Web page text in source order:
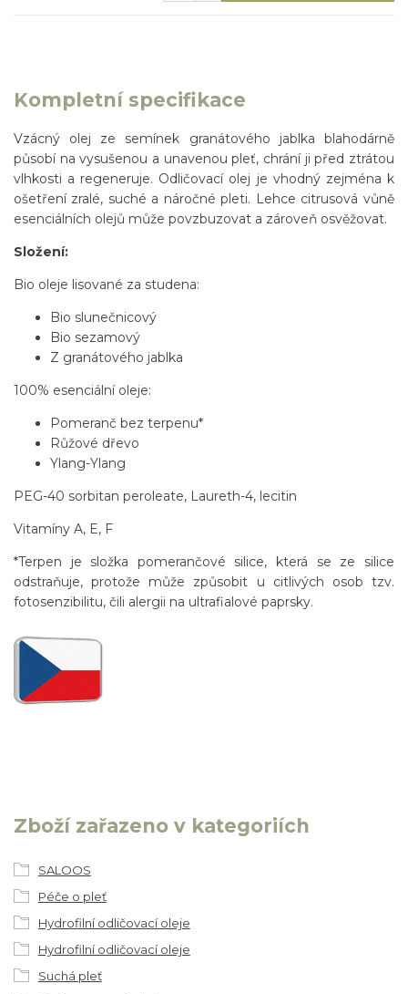
Kompletní specifikace
Vzácný olej ze semínek granátového jablka blahodárně
působí na vysušenou a unavenou pleť, chrání ji před ztrátou
vlhkosti a regeneruje. Odličovací olej je vhodný zejména k
ošetření zralé, suché a náročné pleti. Lehce citrusová vůně
esenciálních olejů může povzbuzovat a zároveň osvěžovat.
Složení:
Bio oleje lisované za studena:
Bio slunečnicový
Bio sezamový
Z granátového jablka
100% esenciální oleje:
Pomeranč bez terpenu*
Růžové dřevo
Ylang-Ylang
PEG-40 sorbitan peroleate, Laureth-4, lecitin
Vitamíny A, E, F
*Terpen je složka pomerančové silice, která se ze silice
odstraňuje, protože může způsobit u citlivých osob tzv.
fotosenzibilitu, čili alergii na ultrafialové paprsky.
Zboží zařazeno v kategoriích
SALOOS
Péče o pleť
Hydrofilní odličovací oleje
Hydrofilní odličovací oleje
Suchá pleť